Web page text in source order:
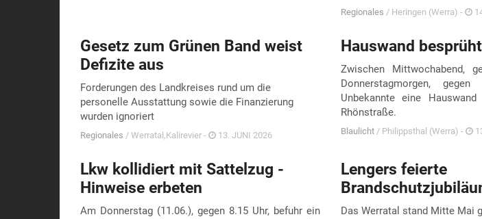
Regionales / Heringen (Werra) -
Gesetz zum Grünen Band weist
Defizite aus
Forderungen des Landkreises rund um die
personelle Ausstattung sowie die Finanzierung
wurden ignoriert
Regionales / Werratal,Kalirevier - 13. JUNI 2026
Hauswand besprüht
Zwischen Mittwochabend,
Donnerstagmorgen,
Unbekannte eine
Rhönstraße.
Blaulicht / Philippsthal (Werra) -
Lkw kollidiert mit Sattelzug -
Hinweise erbeten
Am Donnerstag (11.06.), gegen 8.15 Uhr, befuhr ein
Lengers feierte
Das Werratal stand Mitte Mai